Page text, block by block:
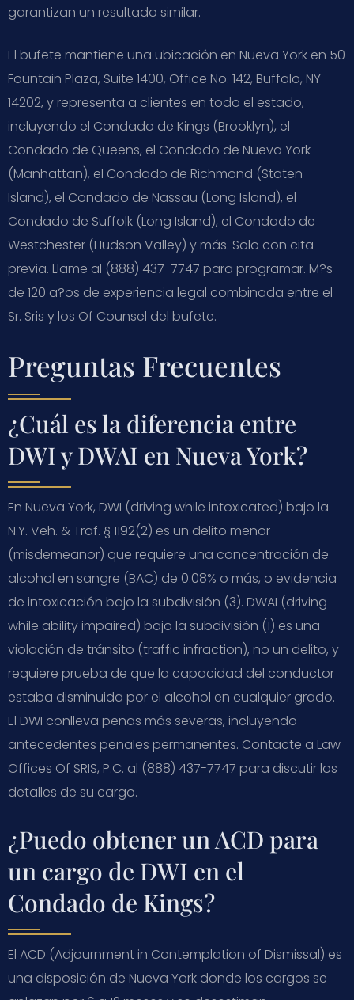
garantizan un resultado similar.
El bufete mantiene una ubicación en Nueva York en 50
Fountain Plaza, Suite 1400, Office No. 142, Buffalo, NY
14202, y representa a clientes en todo el estado,
incluyendo el Condado de Kings (Brooklyn), el
Condado de Queens, el Condado de Nueva York
(Manhattan), el Condado de Richmond (Staten
Island), el Condado de Nassau (Long Island), el
Condado de Suffolk (Long Island), el Condado de
Westchester (Hudson Valley) y más. Solo con cita
previa. Llame al (888) 437-7747 para programar. M?s
de 120 a?os de experiencia legal combinada entre el
Sr. Sris y los Of Counsel del bufete.
Preguntas Frecuentes
¿Cuál es la diferencia entre
DWI y DWAI en Nueva York?
En Nueva York, DWI (driving while intoxicated) bajo la
N.Y. Veh. & Traf. § 1192(2) es un delito menor
(misdemeanor) que requiere una concentración de
alcohol en sangre (BAC) de 0.08% o más, o evidencia
de intoxicación bajo la subdivisión (3). DWAI (driving
while ability impaired) bajo la subdivisión (1) es una
violación de tránsito (traffic infraction), no un delito, y
requiere prueba de que la capacidad del conductor
estaba disminuida por el alcohol en cualquier grado.
El DWI conlleva penas más severas, incluyendo
antecedentes penales permanentes. Contacte a Law
Offices Of SRIS, P.C. al (888) 437-7747 para discutir los
detalles de su cargo.
¿Puedo obtener un ACD para
un cargo de DWI en el
Condado de Kings?
El ACD (Adjournment in Contemplation of Dismissal) es
una disposición de Nueva York donde los cargos se